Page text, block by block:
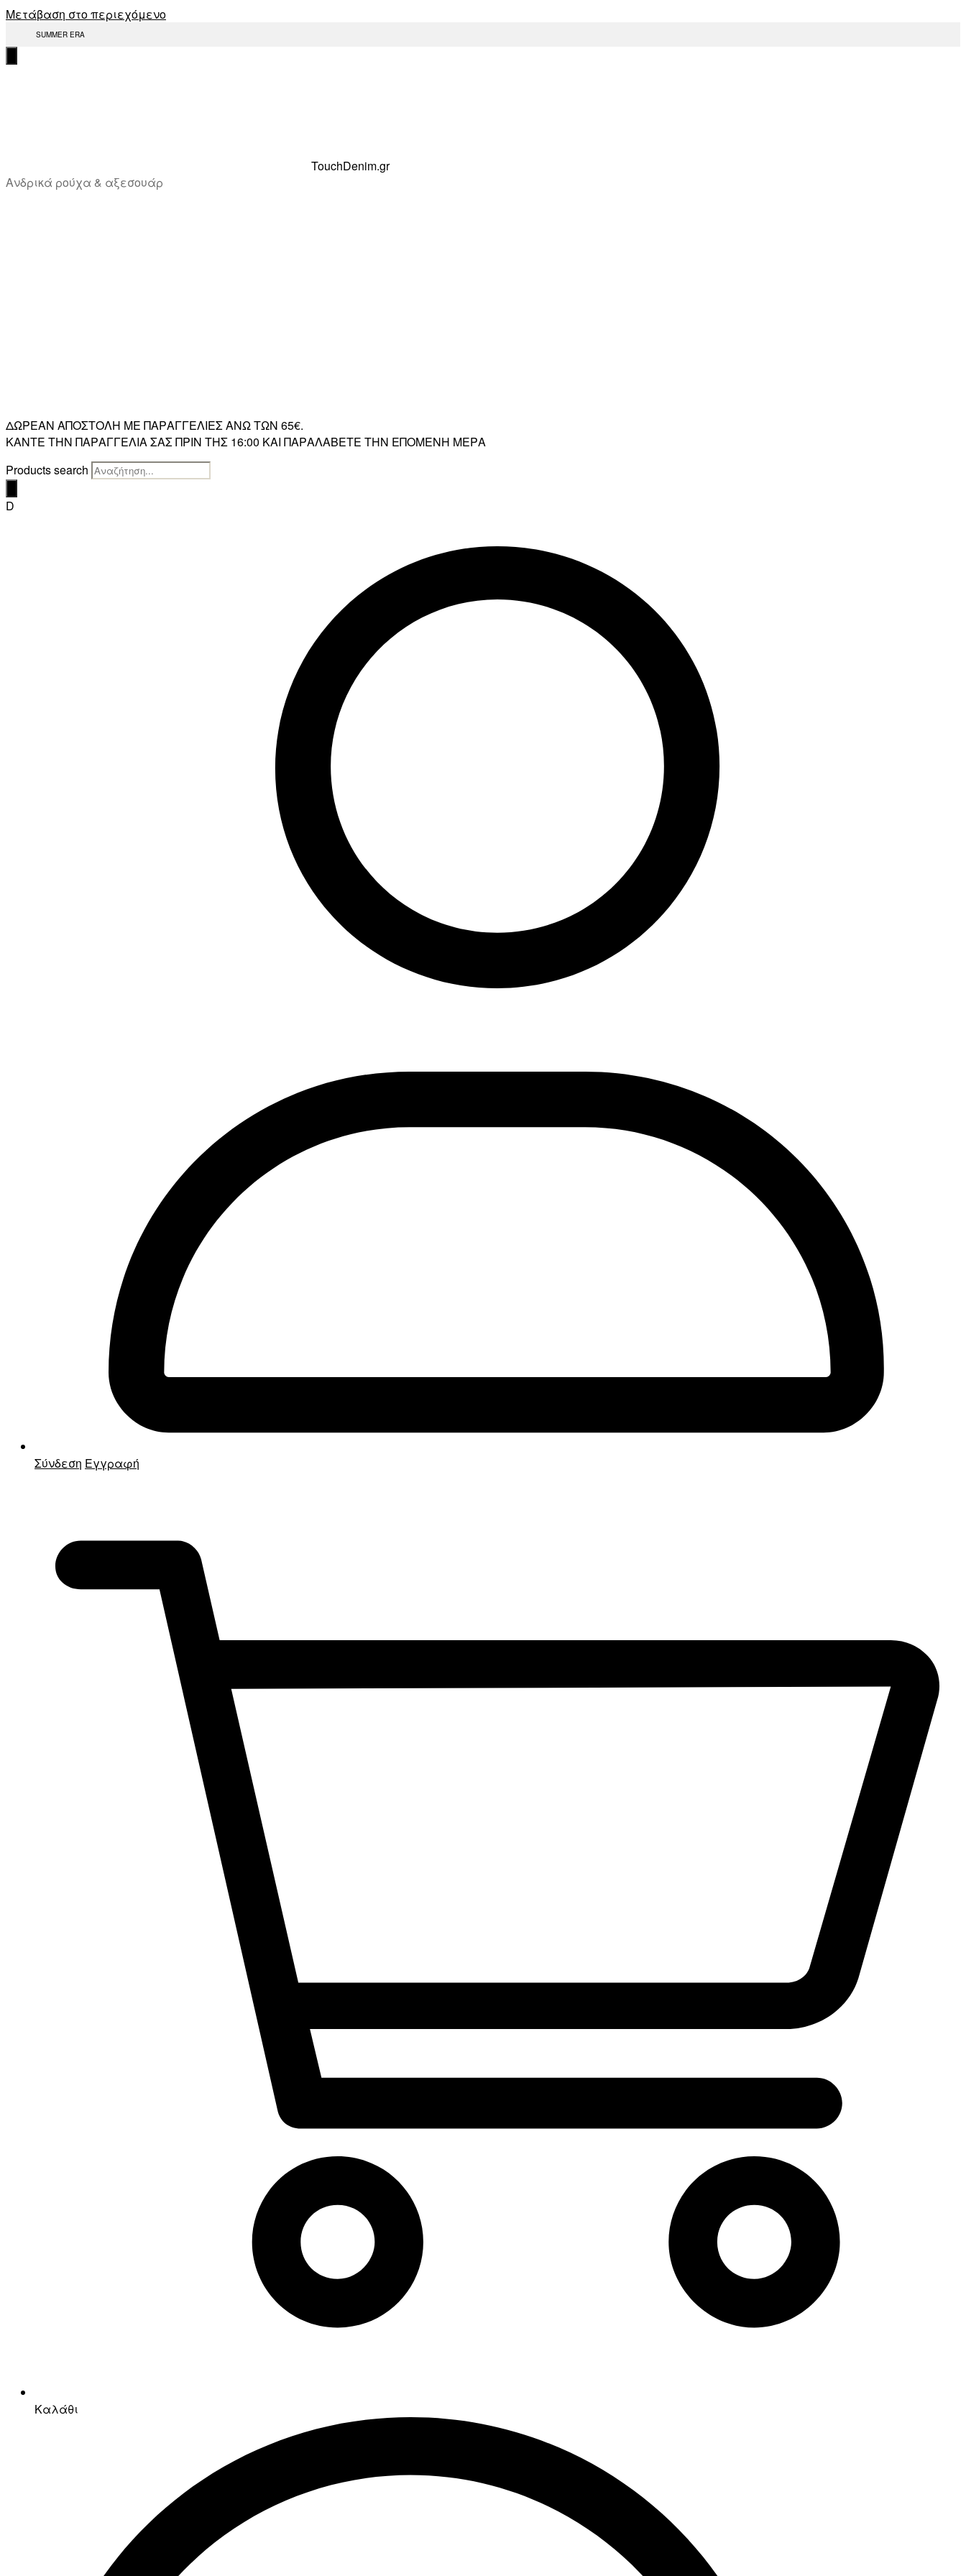
Μετάβαση στο περιεχόμενο
SUMMER ERA
TouchDenim.gr
Ανδρικά ρούχα & αξεσουάρ
ΔΩΡΕΑΝ ΑΠΟΣΤΟΛΗ ΜΕ ΠΑΡΑΓΓΕΛΙΕΣ ΑΝΩ ΤΩΝ 65€.
ΚΑΝΤΕ ΤΗΝ ΠΑΡΑΓΓΕΛΙΑ ΣΑΣ ΠΡΙΝ ΤΗΣ 16:00 ΚΑΙ ΠΑΡΑΛΑΒΕΤΕ ΤΗΝ ΕΠΟΜΕΝΗ ΜΕΡΑ
Products search
D
Σύνδεση Εγγραφή
Καλάθι